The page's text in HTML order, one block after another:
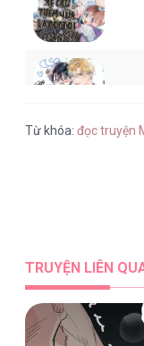
Từ khóa:đọc truyện
TRUYỆN LIÊN